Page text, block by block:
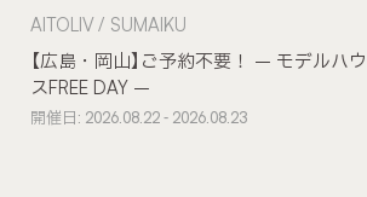
【広島・岡山】ご予約不要！ – モデルハウ
スFREE DAY –
AITOLIV SUMAIKU
開催日: 2026.08.22 - 2026.08.23